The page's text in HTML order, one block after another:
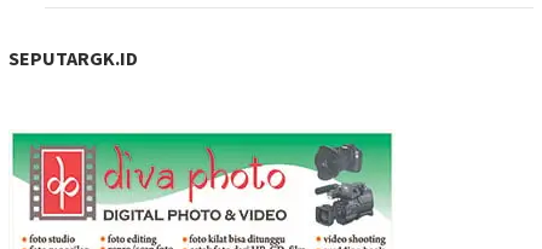
SEPUTARGK.ID